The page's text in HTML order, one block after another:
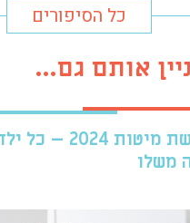
כל הסיפורים
אותם גם...
הקרן לרכישת מיטות 2024 – כל
משלו